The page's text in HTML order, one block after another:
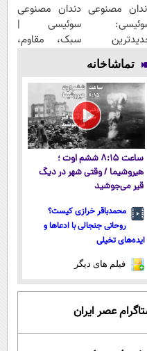
مصنوعی
فناوری اروپا،
و مقاوم |
پرداخت قسطی
دندان مصنوعی
سوئیسی |
سبک، مقاوم،
اقساطی😍
تماشاخانه
ساعت ۸:۱۵ ششم اوت ؛
هیروشیما / وقتی شهر در دیگ
قیر می‌جوشید
محمدباقر خرازی کیست؟
روحانی جنجالی با ادعاها و
ایده‌های تخیلی
فیلم های دیگر
عصر ایران